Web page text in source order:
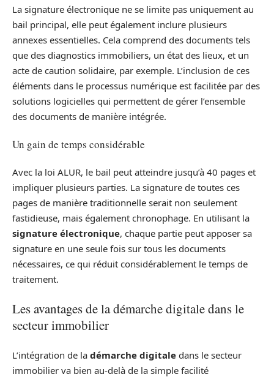
La signature électronique ne se limite pas uniquement au
bail principal, elle peut également inclure plusieurs
annexes essentielles. Cela comprend des documents tels
que des diagnostics immobiliers, un état des lieux, et un
acte de caution solidaire, par exemple. L’inclusion de ces
éléments dans le processus numérique est facilitée par des
solutions logicielles qui permettent de gérer l’ensemble
des documents de manière intégrée.
Un gain de temps considérable
Avec la loi ALUR, le bail peut atteindre jusqu’à 40 pages et
impliquer plusieurs parties. La signature de toutes ces
pages de manière traditionnelle serait non seulement
fastidieuse, mais également chronophage. En utilisant la
signature électronique, chaque partie peut apposer sa
signature en une seule fois sur tous les documents
nécessaires, ce qui réduit considérablement le temps de
traitement.
Les avantages de la démarche digitale dans le
secteur immobilier
L’intégration de la démarche digitale dans le secteur
immobilier va bien au-delà de la simple facilité